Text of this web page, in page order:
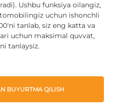
Ushbu funksiya oilangiz,
uchun ishonchli
tanlab, siz eng katta va
uchun maksimal quvvat,
tanlaysiz.
BUYURTMA QILISH